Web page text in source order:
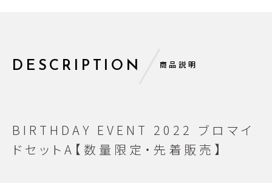
DESCRIPTION 商品説明
BIRTHDAY EVENT 2022 ブロマイ
ドセットA【数量限定・先着販売】